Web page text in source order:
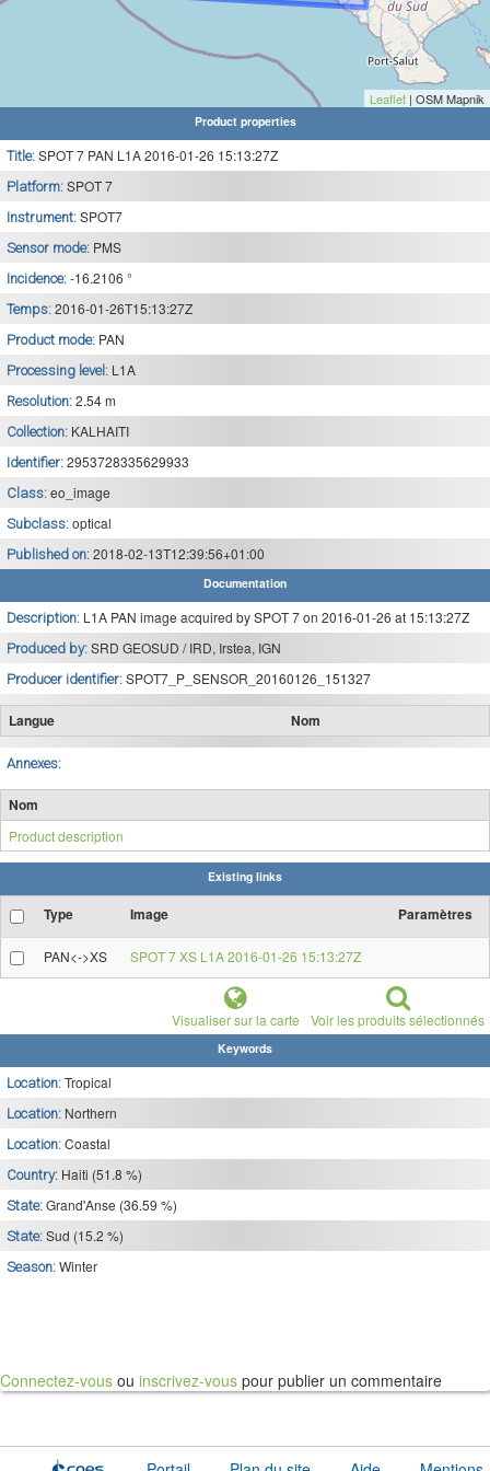
Leaflet | OSM Mapnik
Product properties
Title: SPOT 7 PAN L1A 2016-01-26 15:13:27Z
Platform: SPOT 7
Instrument: SPOT7
Sensor mode: PMS
Incidence: -16.2106 °
Temps: 2016-01-26T15:13:27Z
Product mode: PAN
Processing level: L1A
Resolution: 2.54 m
Collection: KALHAITI
Identifier: 2953728335629933
Class: eo_image
Subclass: optical
Published on: 2018-02-13T12:39:56+01:00
Documentation
Description: L1A PAN image acquired by SPOT 7 on 2016-01-26 at 15:13:27Z
Produced by: SRD GEOSUD / IRD, Irstea, IGN
Producer identifier: SPOT7_P_SENSOR_20160126_151327
Langue Nom
Annexes:
Nom
Product description
Existing links
Type Image Paramètres
PAN<->XS SPOT 7 XS L1A 2016-01-26 15:13:27Z
Visualiser sur la carte Voir les produits sélectionnés
Keywords
Location: Tropical
Location: Northern
Location: Coastal
Country: Haiti (51.8 %)
State: Grand'Anse (36.59 %)
State: Sud (15.2 %)
Season: Winter
Connectez-vous ou inscrivez-vous pour publier un commentaire